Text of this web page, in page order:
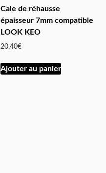
Cale de réhausse
épaisseur 7mm compatible
LOOK KEO
20,40€
Ajouter au panier